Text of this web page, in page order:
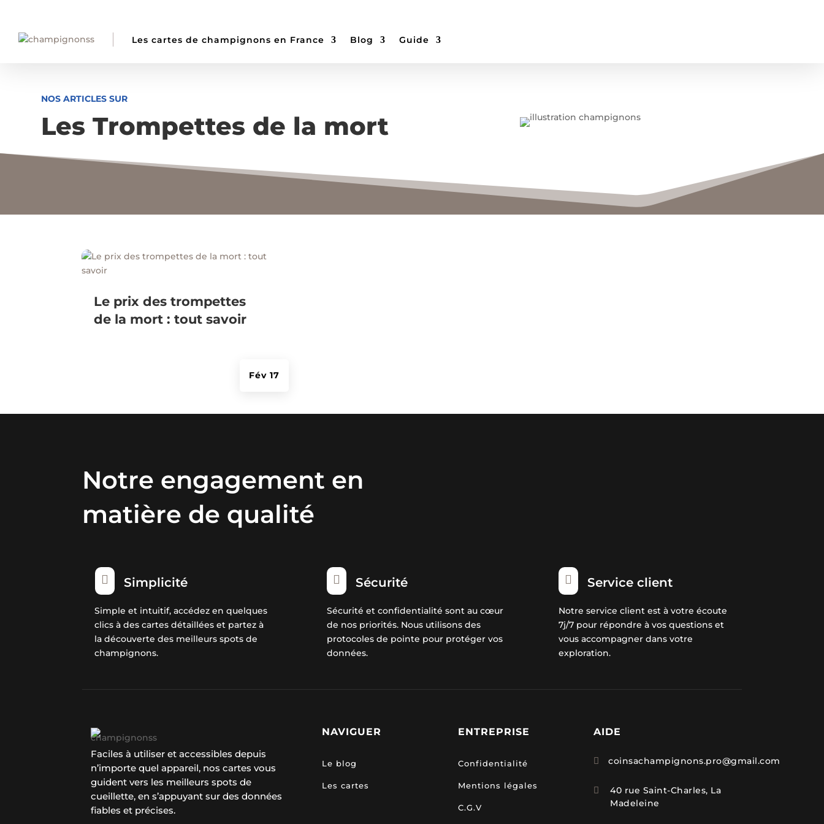
Les cartes de champignons en France Blog Guide
NOS ARTICLES SUR
Les Trompettes de la mort
Le prix des trompettes
de la mort : tout savoir
Fév 17
Notre engagement en
matière de qualité
 Simplicité
Simple et intuitif, accédez en quelques
clics à des cartes détaillées et partez à
la découverte des meilleurs spots de
champignons.
 Sécurité
Sécurité et confidentialité sont au cœur
de nos priorités. Nous utilisons des
protocoles de pointe pour protéger vos
données.
 Service client
Notre service client est à votre écoute
7j/7 pour répondre à vos questions et
vous accompagner dans votre
exploration.
Faciles à utiliser et accessibles depuis
n’importe quel appareil, nos cartes vous
guident vers les meilleurs spots de
cueillette, en s’appuyant sur des données
fiables et précises.
NAVIGUER
Le blog
Les cartes
ENTREPRISE
Confidentialité
Mentions légales
C.G.V
AIDE
 coinsachampignons.pro@gmail.com

40 rue Saint-Charles, La
Madeleine